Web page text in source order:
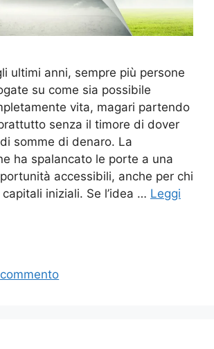
ultimi anni, sempre più persone
su come sia possibile
vita, magari partendo
senza il timore di dover
somme di denaro. La
ha spalancato le porte a una
accessibili, anche per chi
iniziali. Se l’idea … Leggi